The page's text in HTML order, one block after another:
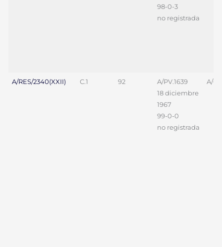
98-0-3
no registrada
A/RES/2340(XXII) C.1 92
A/PV.1639
18 diciembre
1967
99-0-0
no registrada
A/